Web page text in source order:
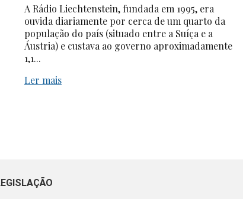
A Rádio Liechtenstein, fundada em 1995, era
ouvida diariamente por cerca de um quarto da
população do país (situado entre a Suíça e a
Áustria) e custava ao governo aproximadamente
1,1...
Ler mais